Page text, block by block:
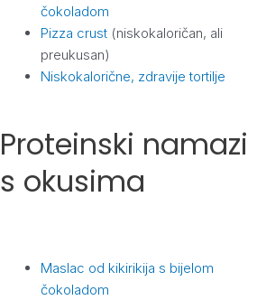
čokoladom
Pizza crust (niskokaloričan, ali
preukusan)
Niskokalorične, zdravije tortilje
Proteinski namazi
s okusima
Maslac od kikirikija s bijelom
čokoladom